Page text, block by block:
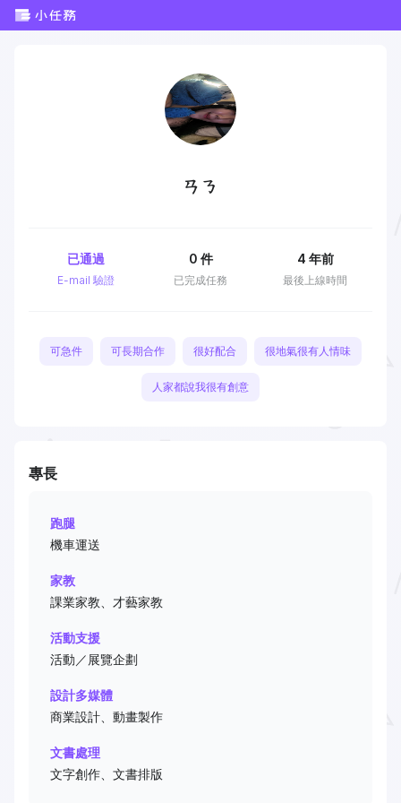
ㄢㄋ
E-mail 驗證
已通過
已完成任務
0 件
最後上線時間
4 年前
可急件 可長期合作 很好配合 很地氣很有人情味
人家都說我很有創意
專長
跑腿
機車運送
家教
課業家教、才藝家教
活動支援
活動／展覽企劃
設計多媒體
商業設計、動畫製作
文書處理
文字創作、文書排版